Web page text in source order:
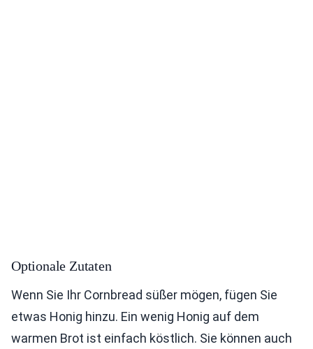
Optionale Zutaten
Wenn Sie Ihr Cornbread süßer mögen, fügen Sie
etwas Honig hinzu. Ein wenig Honig auf dem
warmen Brot ist einfach köstlich. Sie können auch